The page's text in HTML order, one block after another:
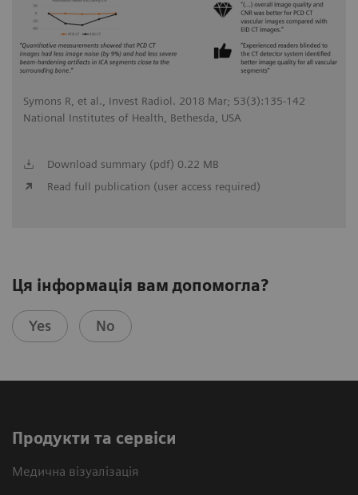
Symons R, et al., Invest Radiol. 2018 Mar; 53(3):135-142
National Institutes of Health, Bethesda, USA
Download summary (pdf) 0.22 MB
Read full publication (user access required)
Ця інформація вам допомогла?
Yes No
Продукти та сервіси
Медична візуалізація